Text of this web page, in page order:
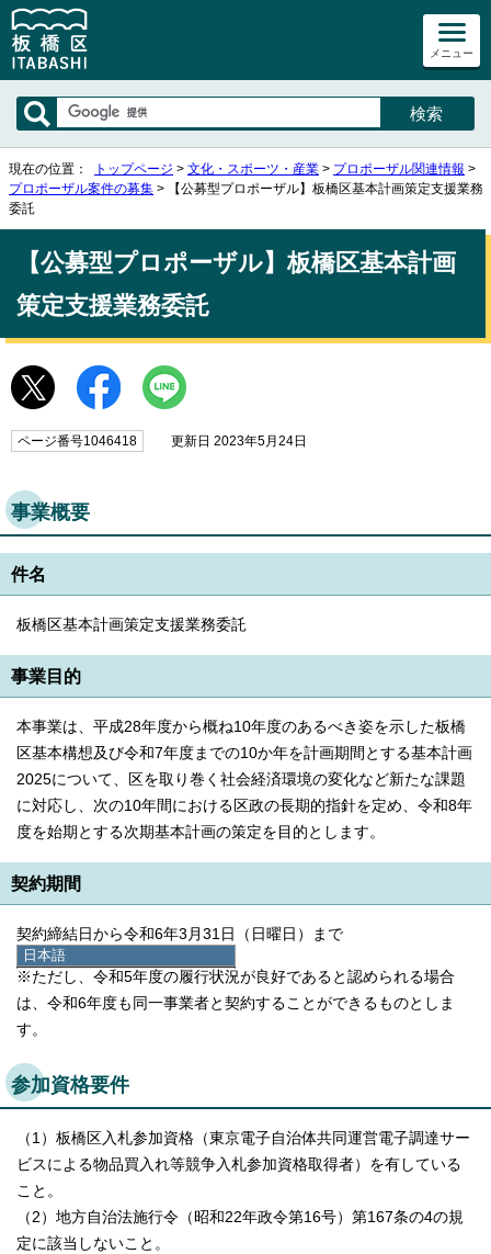
メニュー
日本語
日本語
English
한국어
简体中文
繁體中文
現在の位置： トップページ > 文化・スポーツ・産業 > プロポーザル関連情報 >
プロポーザル案件の募集 > 【公募型プロポーザル】板橋区基本計画策定支援業務
委託
【公募型プロポーザル】板橋区基本計画
策定支援業務委託
ページ番号1046418 更新日 2023年5月24日
事業概要
件名
板橋区基本計画策定支援業務委託
事業目的
本事業は、平成28年度から概ね10年度のあるべき姿を示した板橋
区基本構想及び令和7年度までの10か年を計画期間とする基本計画
2025について、区を取り巻く社会経済環境の変化など新たな課題
に対応し、次の10年間における区政の長期的指針を定め、令和8年
度を始期とする次期基本計画の策定を目的とします。
契約期間
契約締結日から令和6年3月31日（日曜日）まで
※ただし、令和5年度の履行状況が良好であると認められる場合
は、令和6年度も同一事業者と契約することができるものとしま
す。
参加資格要件
（1）板橋区入札参加資格（東京電子自治体共同運営電子調達サー
ビスによる物品買入れ等競争入札参加資格取得者）を有している
こと。
（2）地方自治法施行令（昭和22年政令第16号）第167条の4の規
定に該当しないこと。